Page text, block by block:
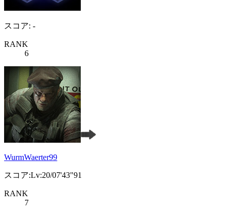
スコア: -
RANK
6
WurmWaerter99
スコア:Lv:20/07'43"91
RANK
7